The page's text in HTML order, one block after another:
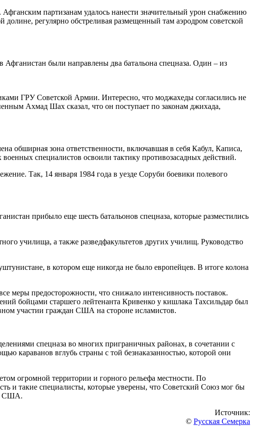
партизанам удалось нанести значительный урон снабжению
регулярно обстреливая размещенный там аэродром советской
были направлены два батальона спецназа. Один – из
ГРУ Советской Армии. Интересно, что моджахеды согласились не
Ахмад Шах сказал, что он поступает по законам джихада,
обширная зона ответственности, включавшая в себя Кабул, Каписа,
специалистов освоили тактику противозасадных действий.
Так, 14 января 1984 года в уезде Соруби боевики полевого
прибыло еще шесть батальонов спецназа, которые разместились
училища, а также разведфакультетов других училищ. Руководство
в котором еще никогда не было европейцев. В итоге колона
меры предосторожности, что снижало интенсивность поставок.
бойцами старшего лейтенанта Кривенко у кишлака Тахсильдар был
участии граждан США на стороне исламистов.
спецназа во многих приграничных районах, в сочетании с
караванов вглубь страны с той безнаказанностью, которой они
огромной территории и горного рельефа местности. По
и такие специалисты, которые уверены, что Советский Союз мог бы
США.
Источник:
© Русская Семерка